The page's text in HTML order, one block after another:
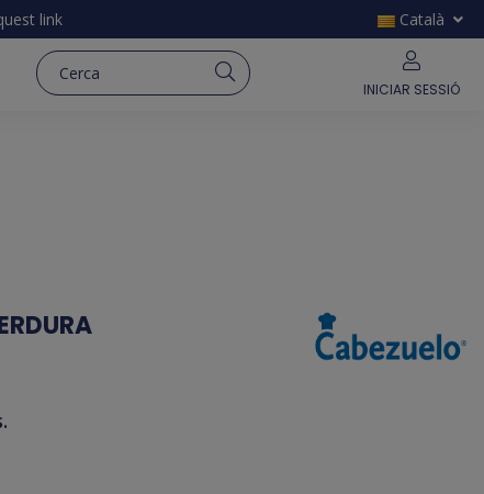
link Català
INICIAR SESSIÓ